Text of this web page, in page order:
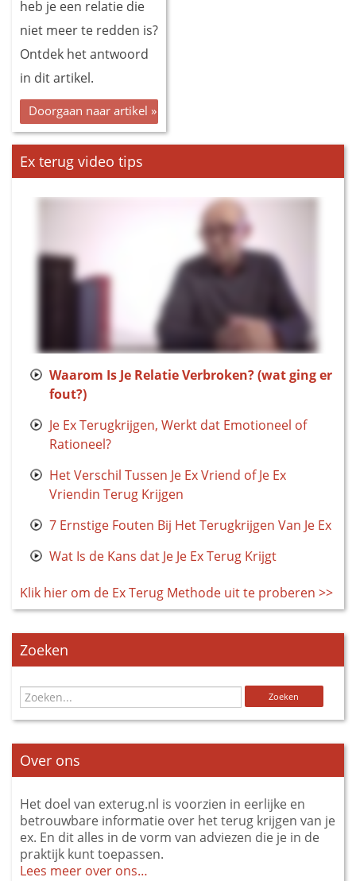
heb je een relatie die
niet meer te redden is?
Ontdek het antwoord
in dit artikel.
Doorgaan naar artikel »
Ex terug video tips
Waarom Is Je Relatie Verbroken? (wat ging er
fout?)
Je Ex Terugkrijgen, Werkt dat Emotioneel of
Rationeel?
Het Verschil Tussen Je Ex Vriend of Je Ex
Vriendin Terug Krijgen
7 Ernstige Fouten Bij Het Terugkrijgen Van Je Ex
Wat Is de Kans dat Je Je Ex Terug Krijgt
Klik hier om de Ex Terug Methode uit te proberen >>
Zoeken
Over ons
Het doel van exterug.nl is voorzien in eerlijke en
betrouwbare informatie over het terug krijgen van je
ex. En dit alles in de vorm van adviezen die je in de
praktijk kunt toepassen.
Lees meer over ons…